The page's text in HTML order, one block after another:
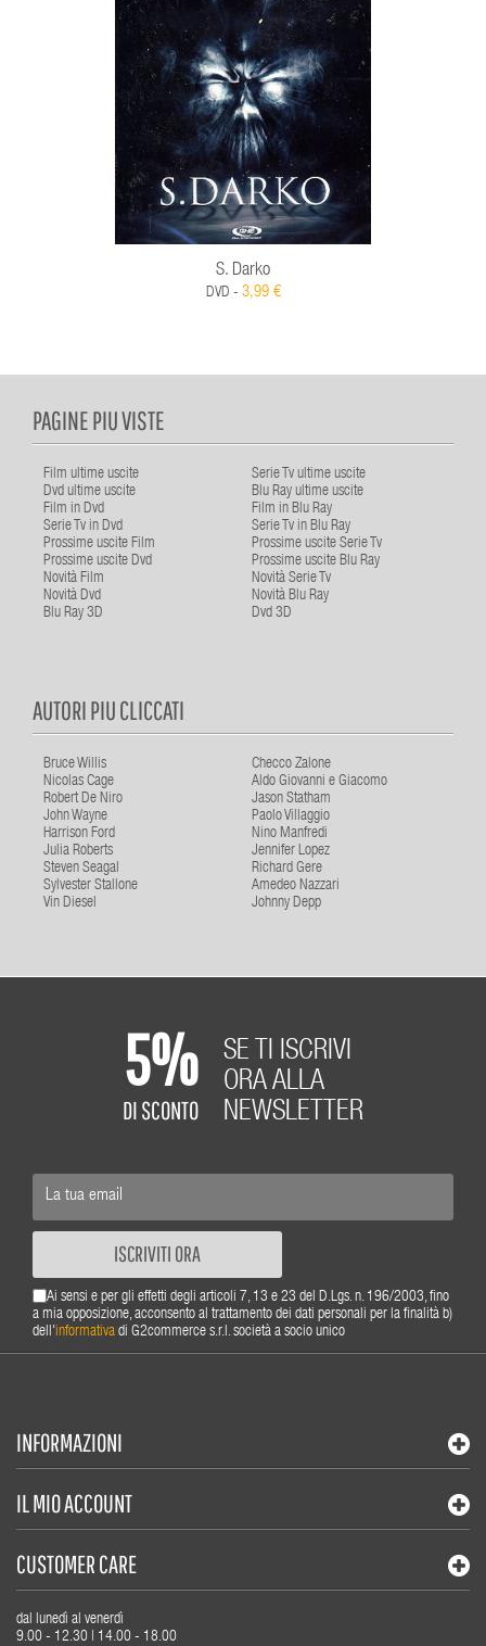
S. Darko
DVD - 3,99 €
PAGINE PIU VISTE
Film ultime uscite
Serie Tv ultime uscite
Dvd ultime uscite
Blu Ray ultime uscite
Film in Dvd
Film in Blu Ray
Serie Tv in Dvd
Serie Tv in Blu Ray
Prossime uscite Film
Prossime uscite Serie Tv
Prossime uscite Dvd
Prossime uscite Blu Ray
Novità Film
Novità Serie Tv
Novità Dvd
Novità Blu Ray
Blu Ray 3D
Dvd 3D
AUTORI PIU CLICCATI
Bruce Willis
Checco Zalone
Nicolas Cage
Aldo Giovanni e Giacomo
Robert De Niro
Jason Statham
John Wayne
Paolo Villaggio
Harrison Ford
Nino Manfredi
Julia Roberts
Jennifer Lopez
Steven Seagal
Richard Gere
Sylvester Stallone
Amedeo Nazzari
Vin Diesel
Johnny Depp
5%
DI SCONTO
SE TI ISCRIVI
ORA ALLA
NEWSLETTER
ISCRIVITI ORA
Ai sensi e per gli effetti degli articoli 7, 13 e 23 del D.Lgs. n. 196/2003, fino
a mia opposizione, acconsento al trattamento dei dati personali per la finalità b)
dell'informativa di G2commerce s.r.l. società a socio unico
INFORMAZIONI
IL MIO ACCOUNT
CUSTOMER CARE
dal lunedì al venerdì
9.00 - 12.30 | 14.00 - 18.00